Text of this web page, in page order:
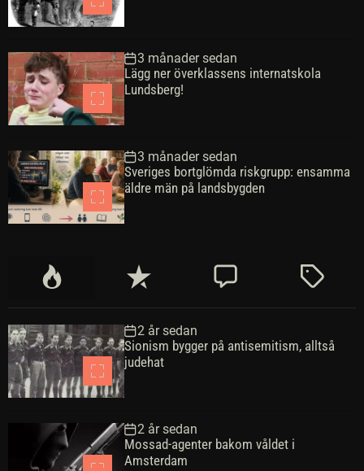
3 månader sedan
Lägg ner överklassens internatskola
Lundsberg!
3 månader sedan
Sveriges bortglömda riskgrupp: ensamma
äldre män på landsbygden
P
u
l
ä
r
S
e
a
s
e
r
M
t
2 år sedan
Sionism bygger på antisemitism, alltså
judehat
2 år sedan
Mossad-agenter bakom våldet i
Amsterdam